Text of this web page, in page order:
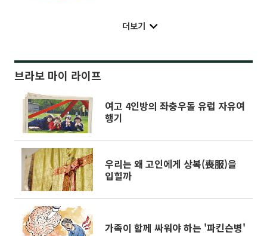
더보기
브라보 마이 라이프
여고 4인방의 좌충우돌 유럽 자유여
행기
우리는 왜 고인에게 상복(喪服)을
입힐까
가족이 함께 싸워야 하는 '파킨슨병'